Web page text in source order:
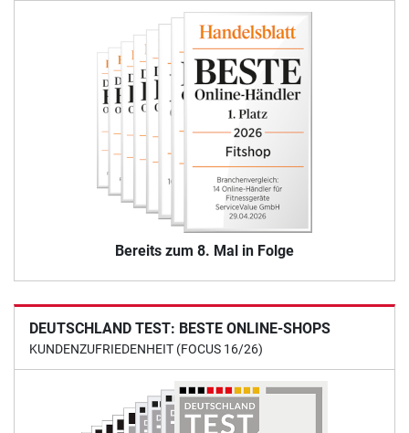
Bereits zum 8. Mal in Folge
DEUTSCHLAND TEST: BESTE ONLINE-SHOPS
KUNDENZUFRIEDENHEIT (FOCUS 16/26)